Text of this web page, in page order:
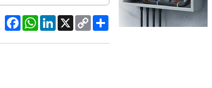
FacebookWhatsAppLinkedIn
X
Copy
Link
Share